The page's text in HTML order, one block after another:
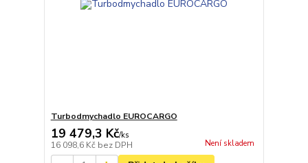
Turbodmychadlo EUROCARGO
19 479,3 Kč/ks
16 098,6 Kč bez DPH Není skladem